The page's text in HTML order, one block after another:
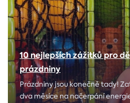
10 nejlepších zážitků pro
prázdniny
Prázdniny jsou konečně tady!
dva měsíce na načerpání